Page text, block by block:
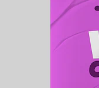
La
migliori lavori.
creativi,